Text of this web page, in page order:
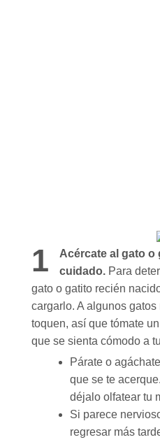
1
Acércate al gato o
cuidado. Para
gato o gatito recién
cargarlo. A algunos
toquen, así que tómate
que se sienta cómodo a
Párate o
que se te
déjalo olfatear tu
Si parece
regresar más